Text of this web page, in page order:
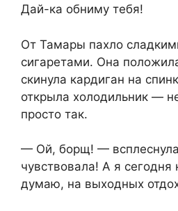
Дай-ка обниму тебя!
От Тамары пахло
сигаретами. Она
скинула кардиган на
открыла холодильник —
просто так.
— Ой, борщ! —
чувствовала! А я сегодня
думаю, на выходных